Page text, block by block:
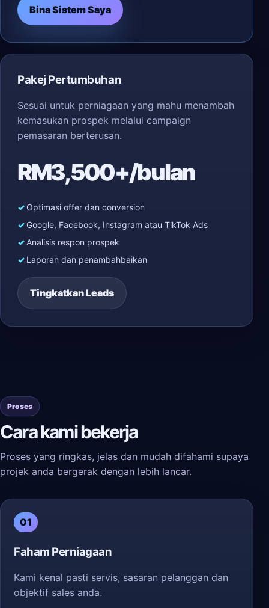
Bina Sistem Saya
Pakej Pertumbuhan
Sesuai untuk perniagaan yang mahu menambah
kemasukan prospek melalui campaign
pemasaran berterusan.
RM3,500+/bulan
Optimasi offer dan conversion
Google, Facebook, Instagram atau TikTok Ads
Analisis respon prospek
Laporan dan penambahbaikan
Tingkatkan Leads
Proses
Cara kami bekerja
Proses yang ringkas, jelas dan mudah difahami supaya
projek anda bergerak dengan lebih lancar.
01
Faham Perniagaan
Kami kenal pasti servis, sasaran pelanggan dan
objektif sales anda.